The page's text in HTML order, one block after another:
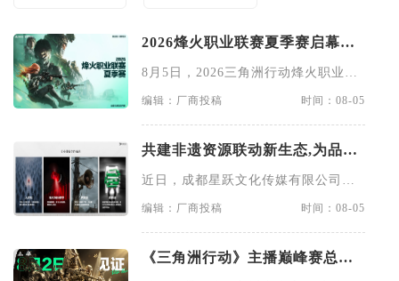
2026烽火职业联赛夏季赛启幕：
级
8月5日，2026三角洲行动烽火职业联
编辑：厂商投稿 时间：08-05
共建非遗资源联动新生态,为品牌
近日，成都星跃文化传媒有限公司
编辑：厂商投稿 时间：08-05
《三角洲行动》主播巅峰赛总决